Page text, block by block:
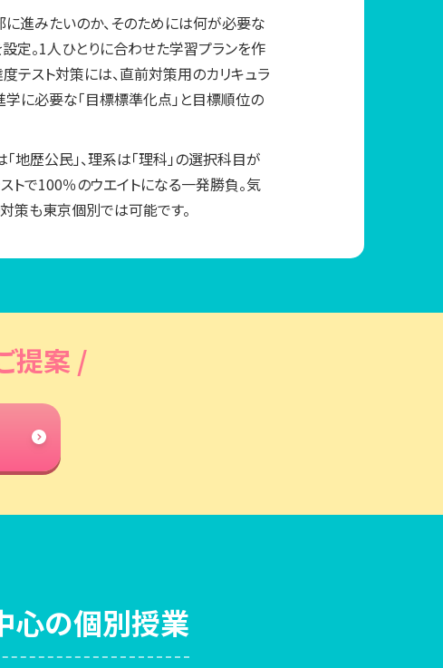
進みたいのか、そのためには何が必要な
定。1人ひとりに合わせた学習プランを作
テスト対策には、直前対策用のカリキュラ
に必要な「目標標準化点」と目標順位の
地歴公民」、理系は「理科」の選択科目が
トで100％のウエイトになる一発勝負。気
策も東京個別では可能です。
提案 /
心の個別授業